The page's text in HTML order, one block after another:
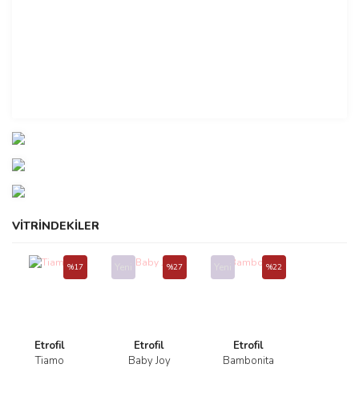
VİTRİNDEKİLER
Etrofil
Tiamo
%17
Etrofil
Baby Joy
%27
Etrofil
Bambonita
%22